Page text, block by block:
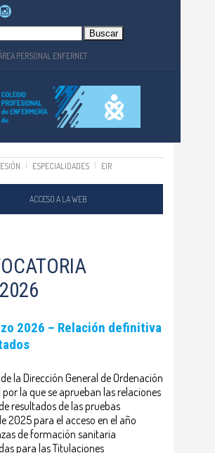
PERSONAL ENFERNET
ESPECIALIDADES EIR
ACCESO A LA WEB
2026 – Relación definitiva
la Dirección General de Ordenación
la que se aprueban las relaciones
resultados de las pruebas
2025 para el acceso en el año
de formación sanitaria
para las Titulaciones